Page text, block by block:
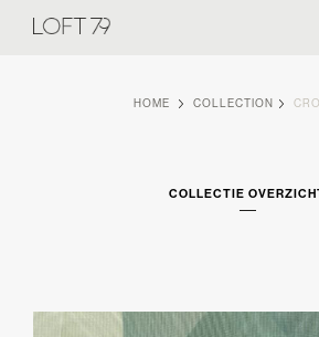
HOME COLLECTION
COLLECTIE